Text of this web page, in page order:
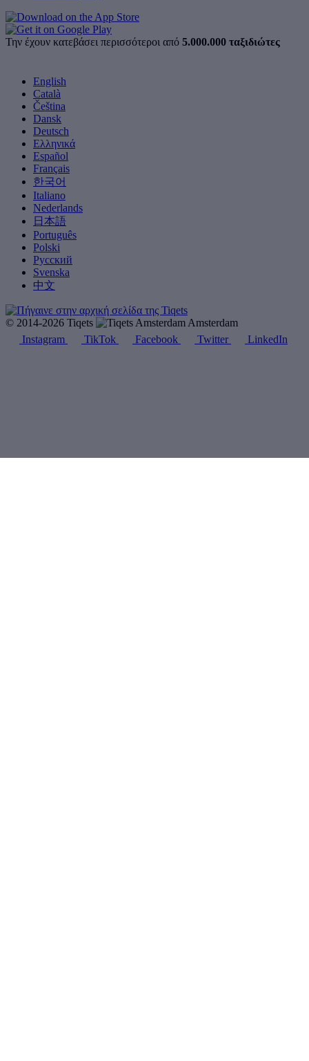
Την έχουν κατεβάσει περισσότεροι από 5.000.000 ταξιδιώτες
English
Català
Čeština
Dansk
Deutsch
Ελληνικά
Español
Français
한국어
Italiano
Nederlands
日本語
Português
Polski
Русский
Svenska
中文
© 2014-2026 Tiqets
Amsterdam
Instagram
TikTok Facebook Twitter LinkedIn